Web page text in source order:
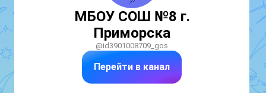
МБОУ СОШ №8 г.
Приморска
@id3901008709_gos
Перейти в канал